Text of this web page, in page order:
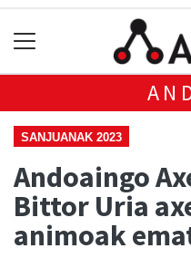
SANJUANAK 2023
Andoaingo
Bittor Uria
animoak